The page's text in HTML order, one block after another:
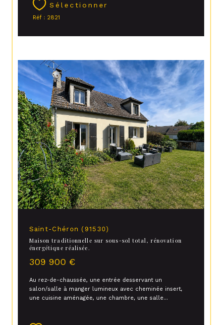
Sélectionner
Réf : 2821
Saint-Chéron (91530)
Maison traditionnelle sur sous-sol total, rénovation
énergétique réalisée.
309 900 €
Au rez-de-chaussée, une entrée desservant un
salon/salle à manger lumineux avec cheminée insert,
une cuisine aménagée, une chambre, une salle...